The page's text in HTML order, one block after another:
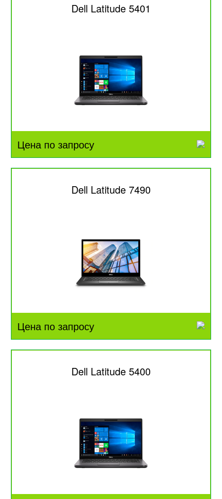
Dell Latitude 5401
Цена по запросу
Dell Latitude 7490
Цена по запросу
Dell Latitude 5400